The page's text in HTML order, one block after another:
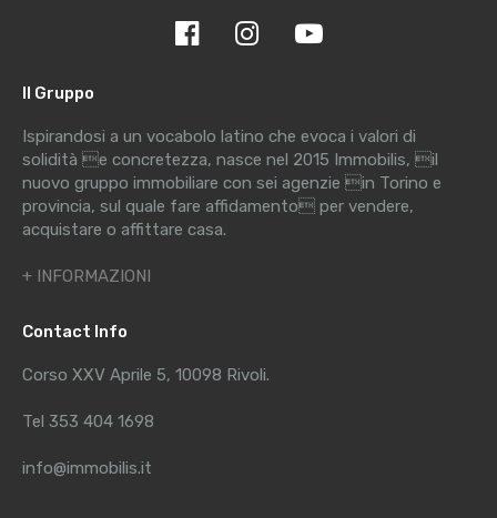
Il Gruppo
Ispirandosi a un vocabolo latino che evoca i valori di
solidità e concretezza, nasce nel 2015 Immobilis, il
nuovo gruppo immobiliare con sei agenzie in Torino e
provincia, sul quale fare affidamento per vendere,
acquistare o affittare casa.
+ INFORMAZIONI
Contact Info
Corso XXV Aprile 5, 10098 Rivoli.
Tel 353 404 1698
info@immobilis.it